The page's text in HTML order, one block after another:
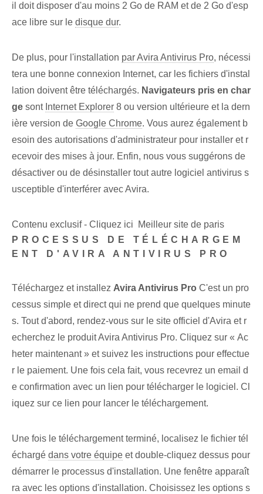
il doit disposer d'au moins 2 Go de RAM et de 2 Go d'esp
ace libre sur le disque dur.
De plus, pour l'installation par Avira Antivirus Pro, nécessi
tera une bonne connexion Internet, car les fichiers d'instal
lation doivent être téléchargés. Navigateurs pris en char
ge sont Internet Explorer 8 ou version ultérieure et la dern
ière version de Google Chrome. Vous aurez également b
esoin des autorisations d'administrateur pour installer et r
ecevoir des mises à jour. Enfin, nous vous suggérons de
désactiver ou de désinstaller tout autre logiciel antivirus s
usceptible d'interférer avec Avira.
Contenu exclusif - Cliquez ici Meilleur site de paris
PROCESSUS DE TÉLÉCHARGEM
ENT D'AVIRA ANTIVIRUS PRO
Téléchargez et installez Avira Antivirus Pro C'est un pro
cessus simple et direct qui ne prend que quelques minute
s. Tout d'abord, rendez-vous sur le site officiel d'Avira et r
echerchez le produit Avira Antivirus Pro. Cliquez sur « Ac
heter maintenant » et suivez les instructions pour effectue
r le paiement. Une fois cela fait, vous recevrez un email d
e confirmation avec un lien pour télécharger le logiciel. Cl
iquez sur ce lien pour lancer le téléchargement.
Une fois le téléchargement terminé, localisez le fichier tél
échargé dans votre équipe et double-cliquez dessus pour
démarrer le processus d'installation. Une fenêtre apparaît
ra avec les options d'installation. Choisissez les options s